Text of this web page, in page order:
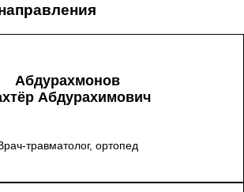
Абдурахмонов
Абдурахимович
травматолог, ортопед